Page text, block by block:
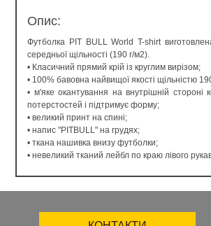
Опис:
Футболка PIT BULL World T-shirt
середньої щільності (190 г/м2).
• Класичний прямий крій із круглим вирізом;
• 100% бавовна найвищої якості щільністю
• м'яке окантування на внутрішній стороні
потерстостей і підтримує форму;
• великий принт на спині;
• напис "PITBULL" на грудях;
• ткана нашивка внизу футболки;
• невеликий тканий лейбл по краю лівого